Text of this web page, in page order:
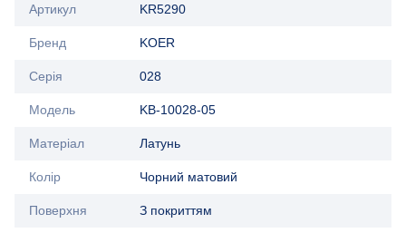
Артикул KR5290
Бренд KOER
Серія 028
Модель KB-10028-05
Матеріал Латунь
Колір Чорний матовий
Поверхня З покриттям